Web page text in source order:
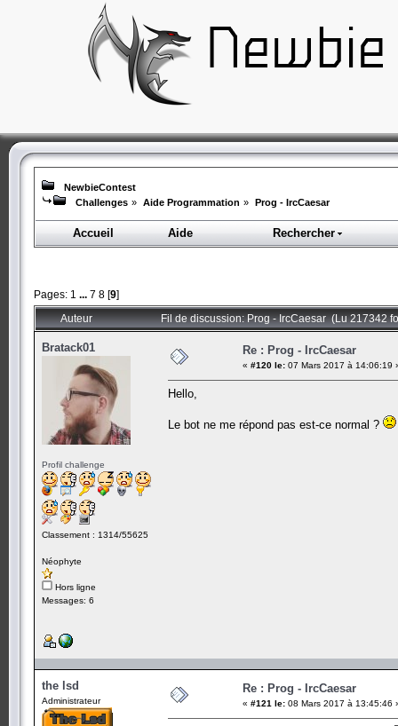
NewbieContest
Challenges » Aide Programmation » Prog - IrcCaesar
Accueil Aide Rechercher
Pages: 1 ... 7 8 [9]
Auteur Fil de discussion: Prog - IrcCaesar (Lu 217342
Bratack01
Profil challenge
Classement : 1314/55625
Néophyte
Hors ligne
Messages: 6
Re : Prog - IrcCaesar
« #120 le: 07 Mars 2017 à 14:06:19
Hello,
Le bot ne me répond pas est-ce normal ?
the lsd
Administrateur
Re : Prog - IrcCaesar
« #121 le: 08 Mars 2017 à 13:45:46